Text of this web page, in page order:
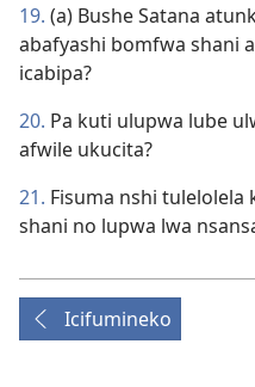
19. (a) Bushe Satana
abafyashi bomfwa shani
icabipa?
20. Pa kuti ulupwa lube
afwile ukucita?
21. Fisuma nshi
shani no lupwa lwa
Icifumineko